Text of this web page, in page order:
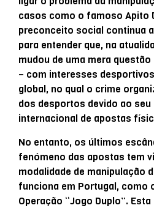
casos como o famoso Apito
preconceito social continua
para entender que, na
mudou de uma mera
– com interesses
global, no qual o crime
dos desportos devido ao
internacional de apostas
No entanto, os últimos
fenómeno das apostas tem
modalidade de manipulação
funciona em Portugal, como
Operação “Jogo Duplo”.